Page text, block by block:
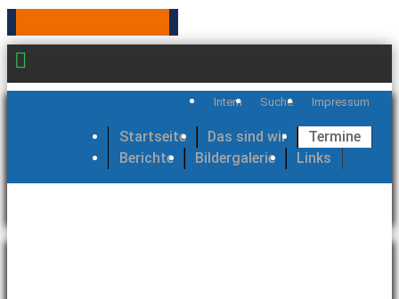
Intern Suche Impressum
Startseite Das sind wir
Termine
Berichte
Bildergalerie Links